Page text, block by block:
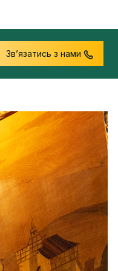
Звʼязатись з нами